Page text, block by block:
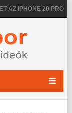
IPHONE 20 PRO